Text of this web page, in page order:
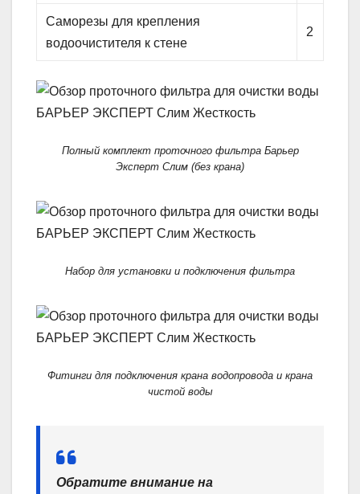
Саморезы для крепления
водоочистителя к стене
2
Полный комплект проточного фильтра Барьер
Эксперт Слим (без крана)
Набор для установки и подключения фильтра
Фитинги для подключения крана водопровода и крана
чистой воды
Обратите внимание на